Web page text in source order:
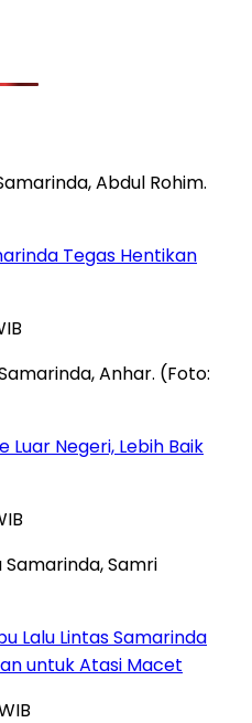
Tegas Hentikan
Luar Negeri, Lebih Baik
Lalu Lintas Samarinda
untuk Atasi Macet